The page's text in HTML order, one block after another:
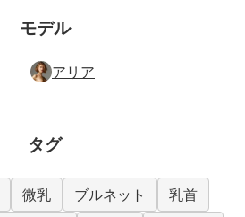
モデル
アリア
タグ
微乳 ブルネット
乳首